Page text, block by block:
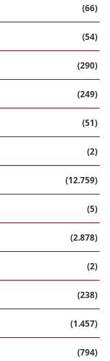
(66)
(54)
(290)
(249)
(51)
(2)
(12.759)
(5)
(2.878)
(2)
(238)
(1.457)
(794)